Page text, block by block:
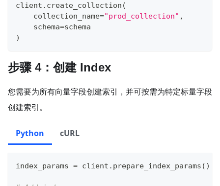
client . create_collection (
    collection_name
="prod_collection" ,
    schema
=schema
)
步骤 4：创建 Index
您需要为所有向量字段创建索引，并可按需为特定标量字段
创建索引。
Python cURL
index_params = client . prepare_index_params ( )